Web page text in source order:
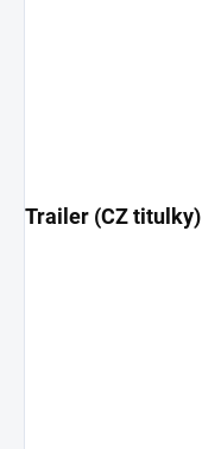
Trailer (CZ titulky)